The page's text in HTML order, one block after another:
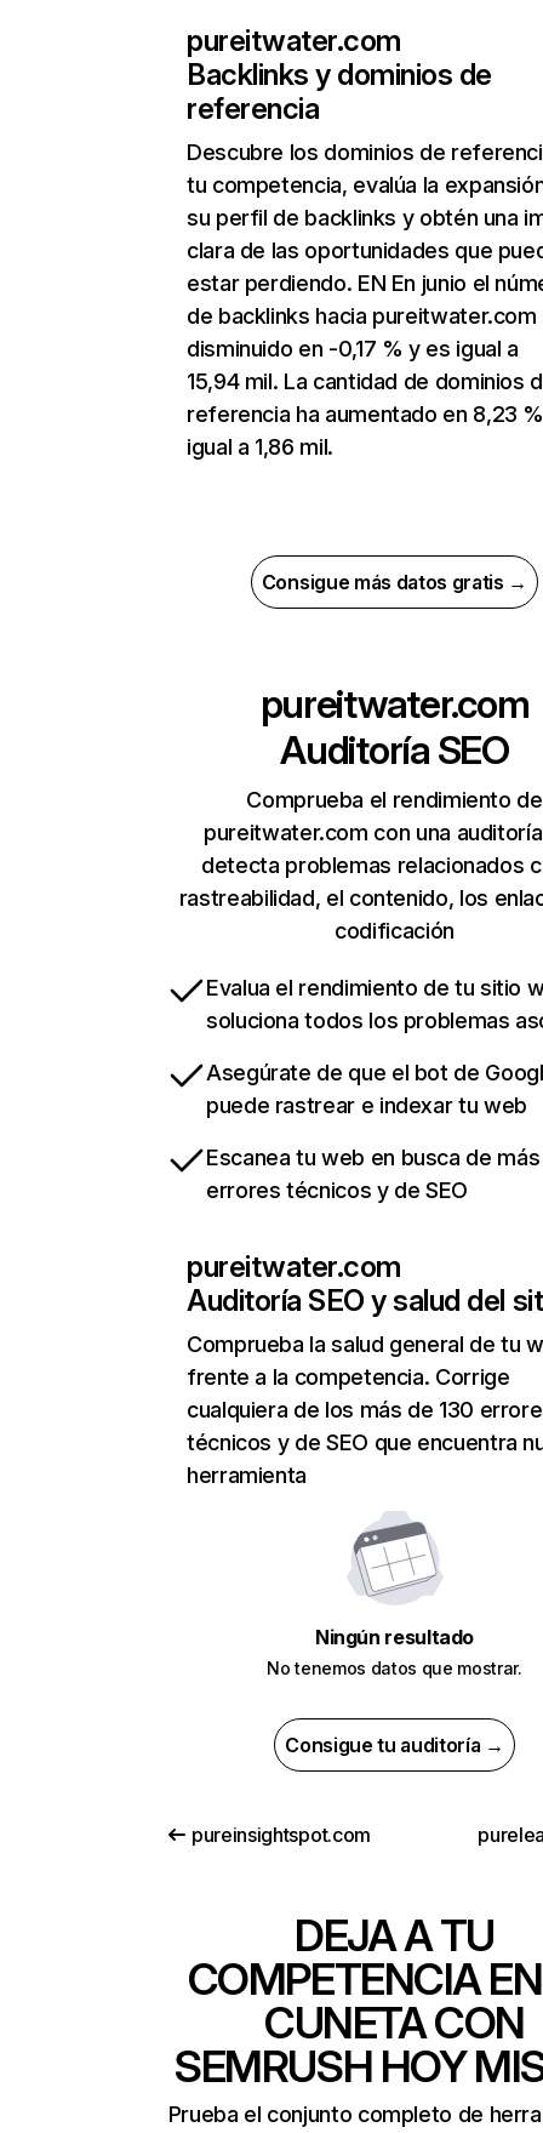
pureitwater.com
Backlinks y dominios de
referencia
Descubre los dominios de
tu competencia, evalúa la
su perfil de backlinks y obtén una
clara de las oportunidades que
estar perdiendo. EN En junio el
de backlinks hacia pureitwater.com
disminuido en -0,17 % y es igual a
15,94 mil. La cantidad de dominios
referencia ha aumentado en 8,23
igual a 1,86 mil.
Consigue más datos gratis →
pureitwater.com
Auditoría SEO
Comprueba el rendimiento de
pureitwater.com con una
detecta problemas relacionados
rastreabilidad, el contenido, los
codificación
Evalua el rendimiento de tu sitio
soluciona todos los problemas
Asegúrate de que el bot de
puede rastrear e indexar tu web
Escanea tu web en busca de
errores técnicos y de SEO
pureitwater.com
Auditoría SEO y salud del
Comprueba la salud general de tu
frente a la competencia. Corrige
cualquiera de los más de 130
técnicos y de SEO que encuentra
herramienta
Ningún resultado
No tenemos datos que mostrar.
Consigue tu auditoría →
pureinsightspot.com
DEJA A TU
COMPETENCIA
CUNETA CON
SEMRUSH HOY
Prueba el conjunto completo de